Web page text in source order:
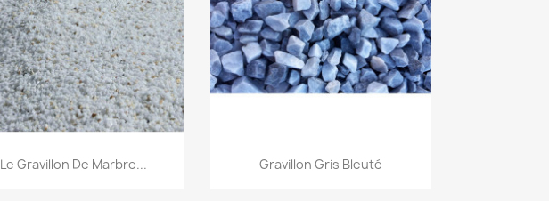
Aperçu rapide
Le Gravillon De Marbre... Aperçu rapide
Gravillon Gris Bleuté